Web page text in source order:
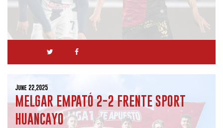
June 22,2025
MELGAR EMPATÓ 2-2 FRENTE SPORT
HUANCAYO